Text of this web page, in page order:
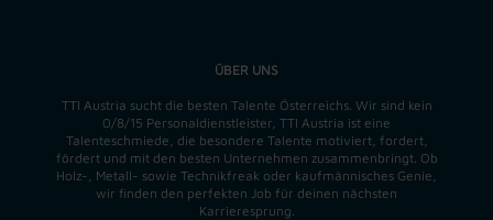
ÜBER UNS
TTI Austria sucht die besten Talente Österreichs. Wir sind kein
0/8/15 Personaldienstleister, TTI Austria ist eine
Talenteschmiede, die besondere Talente motiviert, fordert,
fördert und mit den besten Unternehmen zusammenbringt. Ob
Holz-, Metall- sowie Technikfreak oder kaufmännisches Genie,
wir finden den perfekten Job für deinen nächsten
Karrieresprung.